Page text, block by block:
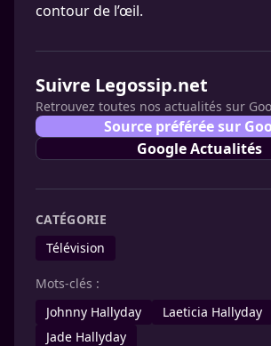
contour de l’œil.
Suivre Legossip.net
Retrouvez toutes nos actualités sur
Source préférée sur
Google Actualités
CATÉGORIE
Télévision
Mots-clés :
Johnny Hallyday
Laeticia Hallyday
Jade Hallyday